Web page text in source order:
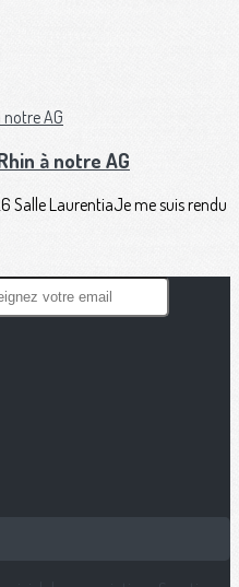
à notre AG
Salle LaurentiaJe me suis rendu